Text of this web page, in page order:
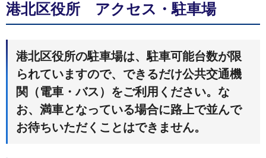
港北区役所 アクセス・駐車場
港北区役所の駐車場は、駐車可能台数が限
られていますので、できるだけ公共交通機
関（電車・バス）をご利用ください。な
お、満車となっている場合に路上で並んで
お待ちいただくことはできません。